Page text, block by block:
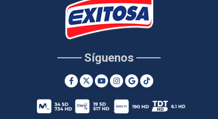
Síguenos